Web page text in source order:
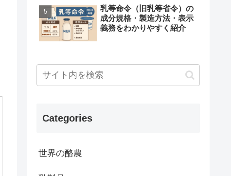
乳等命令（旧乳等省令）の
成分規格・製造方法・表示
義務をわかりやすく紹介
Categories
世界の酪農